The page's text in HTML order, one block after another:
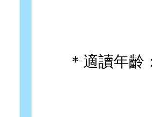
＊適讀年齡：